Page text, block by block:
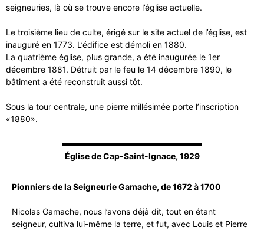
seigneuries, là où se trouve encore l’église actuelle.
Le troisième lieu de culte, érigé sur le site actuel de l’église, est
inauguré en 1773. L’édifice est démoli en 1880.
La quatrième église, plus grande, a été inaugurée le 1er
décembre 1881. Détruit par le feu le 14 décembre 1890, le
bâtiment a été reconstruit aussi tôt.
Sous la tour centrale, une pierre millésimée porte l’inscription
«1880».
Église de Cap-Saint-Ignace, 1929
Pionniers de la Seigneurie Gamache, de 1672 à 1700
Nicolas Gamache, nous l’avons déjà dit, tout en étant
seigneur, cultiva lui-même la terre, et fut, avec Louis et Pierre